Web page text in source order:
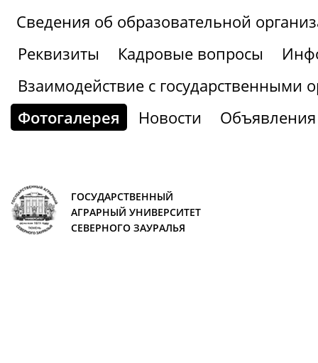
Сведения об образовательной
Реквизиты
Кадровые вопросы
Взаимодействие с государственными
Фотогалерея
Новости Объявления
ГОСУДАРСТВЕННЫЙ
АГРАРНЫЙ УНИВЕРСИТЕТ
СЕВЕРНОГО ЗАУРАЛЬЯ